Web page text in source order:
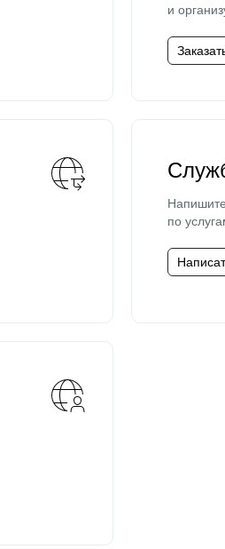
и
по